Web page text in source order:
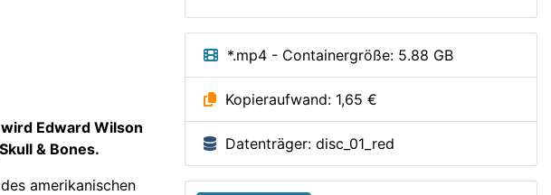
Edward Wilson
& Bones.
amerikanischen
*.mp4 - Containergröße: 5.88 GB
Kopieraufwand: 1,65 €
Datenträger: disc_01_red